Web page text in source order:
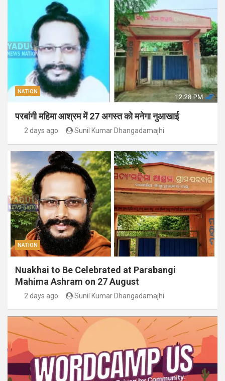
NATION
परबांगी महिमा आश्रम में 27 अगस्त को मनेगा नुआखाई
2 days ago Sunil Kumar Dhangadamajhi
NATION
Nuakhai to Be Celebrated at Parabangi
Mahima Ashram on 27 August
2 days ago Sunil Kumar Dhangadamajhi